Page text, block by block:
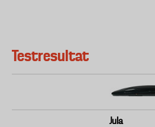
Testresultat
Jula